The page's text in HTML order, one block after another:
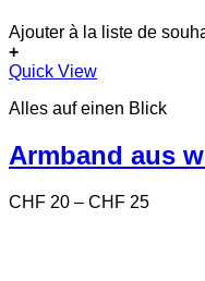
Ajouter à la liste de
+
Dieses
weist
Varianten
auf.
Optionen
Quick View
Alles auf einen Blick
Armband aus
CHF 20 – CHF 25